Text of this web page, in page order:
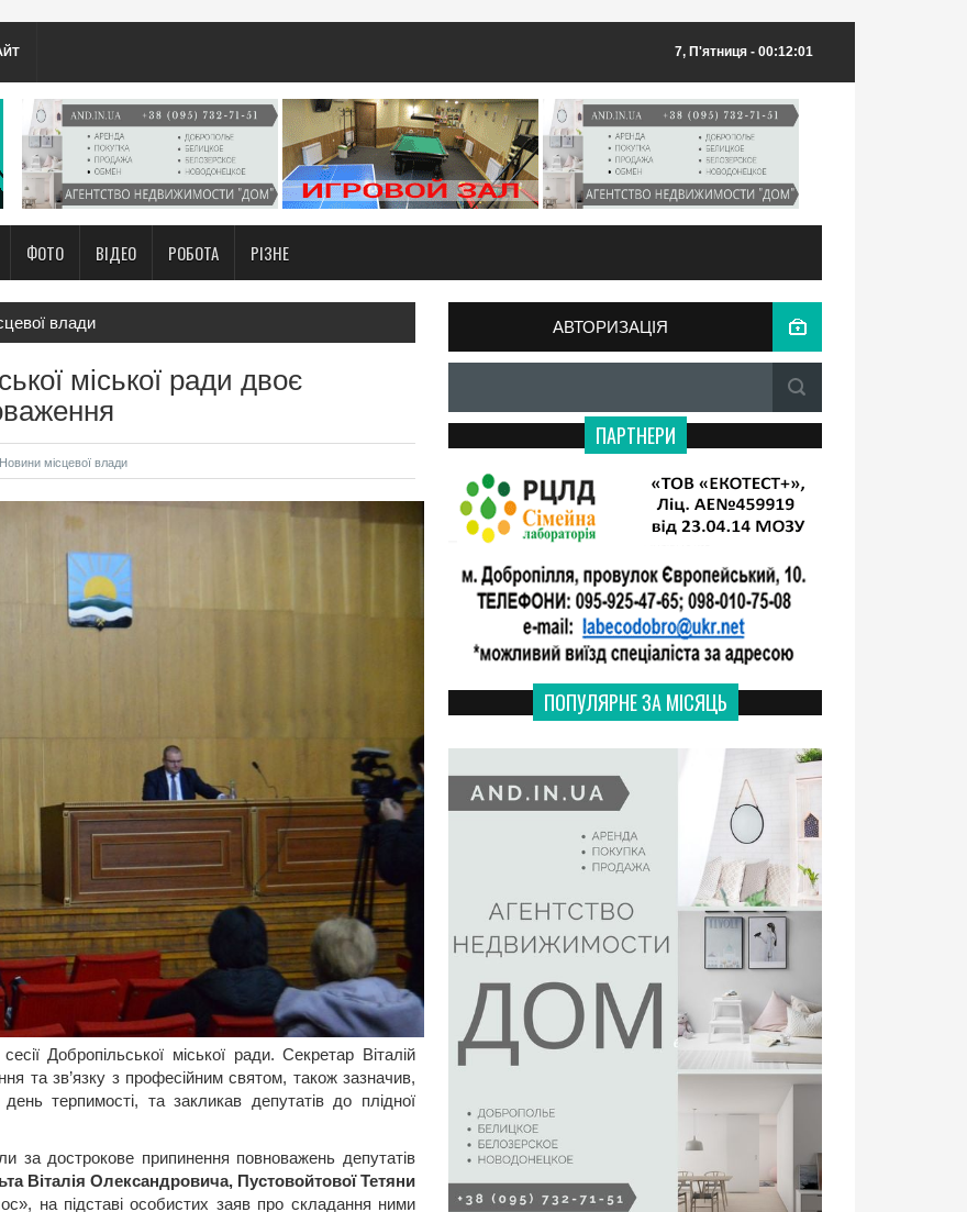
7, П'ятниця - 00:12:01
ФОТО ВІДЕО РОБОТА РІЗНЕ
влади
міської ради двоє
Новини місцевої влади
Добропільської міської ради. Секретар Віталій
та зв’язку з професійним святом, також зазначив,
терпимості, та закликав депутатів до плідної
за дострокове припинення повноважень депутатів
Віталія Олександровича, Пустовойтової Тетяни
на підставі особистих заяв про складання ними
АВТОРИЗАЦІЯ
ПАРТНЕРИ
ПОПУЛЯРНЕ ЗА МІСЯЦЬ